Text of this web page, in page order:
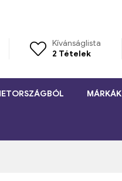
Kívánságlista
2 Tételek
MÁRKÁK